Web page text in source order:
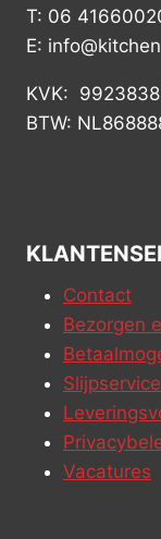
T: 06
E:
KVK:
BTW:
Contact
Bezorgen
Slijpservice
Vacatures